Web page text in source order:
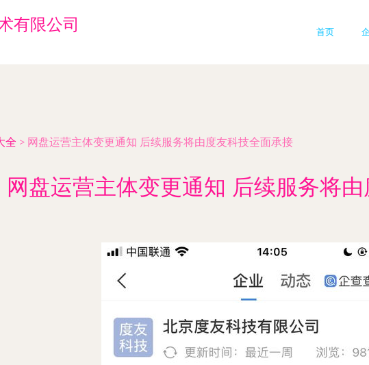
有限公司 首页
全 > 网盘运营主体变更通知 后续服务将由度友科技全面承接
网盘运营主体变更通知 后续服务将